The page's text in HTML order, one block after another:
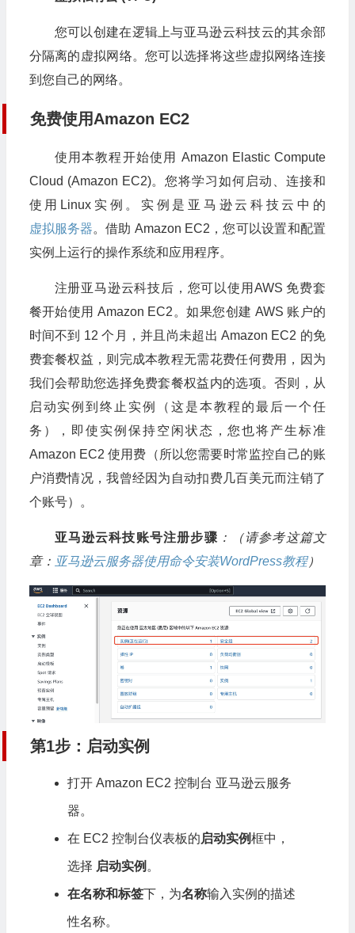
您可以创建在逻辑上与亚马逊云科技云的其余部
分隔离的虚拟网络。您可以选择将这些虚拟网络连接
到您自己的网络。
免费使用Amazon EC2
使用本教程开始使用 Amazon Elastic Compute
Cloud (Amazon EC2)。您将学习如何启动、连接和
使用Linux实例。实例是亚马逊云科技云中的
虚拟服务器。借助 Amazon EC2，您可以设置和配置
实例上运行的操作系统和应用程序。
注册亚马逊云科技后，您可以使用AWS 免费套
餐开始使用 Amazon EC2。如果您创建 AWS 账户的
时间不到 12 个月，并且尚未超出 Amazon EC2 的免
费套餐权益，则完成本教程无需花费任何费用，因为
我们会帮助您选择免费套餐权益内的选项。否则，从
启动实例到终止实例（这是本教程的最后一个任
务），即使实例保持空闲状态，您也将产生标准
Amazon EC2 使用费（所以您需要时常监控自己的账
户消费情况，我曾经因为自动扣费几百美元而注销了
个账号）。
亚马逊云科技账号注册步骤：（请参考这篇文
章： 亚马逊云服务器使用命令安装WordPress教程）
第1步：启动实例
打开 Amazon EC2 控制台 亚马逊云服务
器。
在 EC2 控制台仪表板的启动实例框中，
选择 启动实例 。
在名称和标签下，为名称输入实例的描述
性名称。